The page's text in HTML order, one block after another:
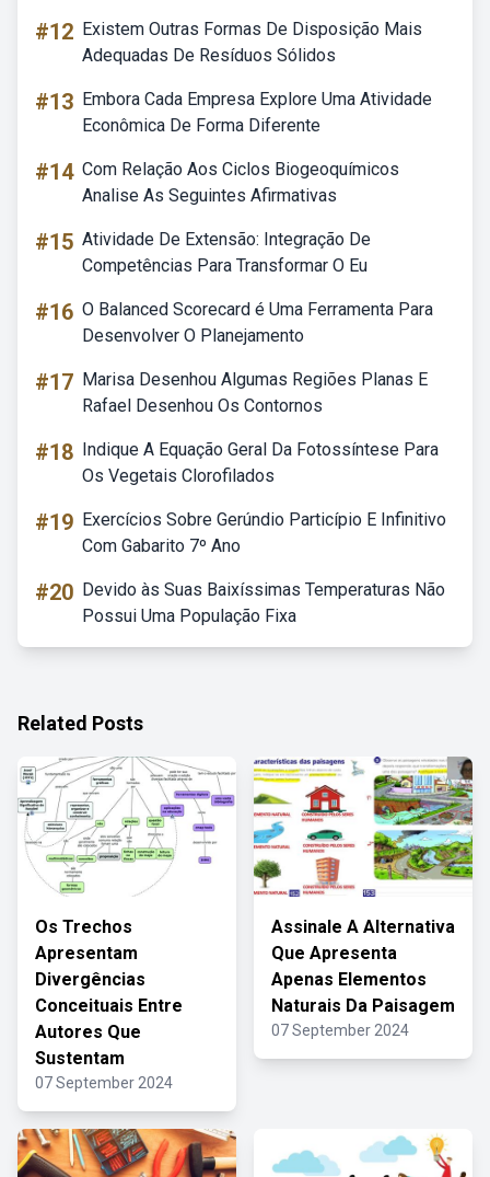
#12 Existem Outras Formas De Disposição Mais
Adequadas De Resíduos Sólidos
#13 Embora Cada Empresa Explore Uma Atividade
Econômica De Forma Diferente
#14 Com Relação Aos Ciclos Biogeoquímicos
Analise As Seguintes Afirmativas
#15 Atividade De Extensão: Integração De
Competências Para Transformar O Eu
#16 O Balanced Scorecard é Uma Ferramenta Para
Desenvolver O Planejamento
#17 Marisa Desenhou Algumas Regiões Planas E
Rafael Desenhou Os Contornos
#18 Indique A Equação Geral Da Fotossíntese Para
Os Vegetais Clorofilados
#19 Exercícios Sobre Gerúndio Particípio E Infinitivo
Com Gabarito 7º Ano
#20 Devido às Suas Baixíssimas Temperaturas Não
Possui Uma População Fixa
Related Posts
Os Trechos
Apresentam
Divergências
Conceituais Entre
Autores Que
Sustentam
07 September 2024
Assinale A Alternativa
Que Apresenta
Apenas Elementos
Naturais Da Paisagem
07 September 2024